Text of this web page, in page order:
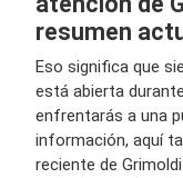
resumen
Eso significa que
está abierta
enfrentarás a una
información, aquí
reciente de